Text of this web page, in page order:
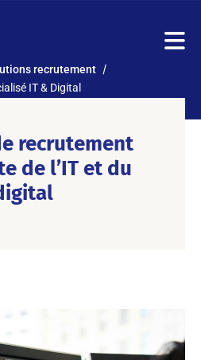
recrutement
IT & Digital
recrutement
de l’IT et du